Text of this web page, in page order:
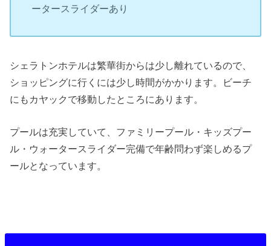
ータースライダーあり
シェラトンホテルは繁華街からは少し離れているので、
ショッピングに行くには少し時間がかかります。ビーチ
にもカヤックで移動したところにあります。
プールは充実していて、ファミリープール・キッズプー
ル・ウォータースライダー完備で年齢問わず楽しめるプ
ールとなっています。